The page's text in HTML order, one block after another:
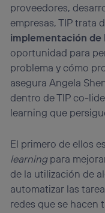
proveedores,
empresas, TIP trata
implementación
oportunidad para
problema y cómo
asegura Angela
dentro de TIP co-
learning que
El primero de ellos
learningpara
de la utilización de
automatizar las
redes que se hacen